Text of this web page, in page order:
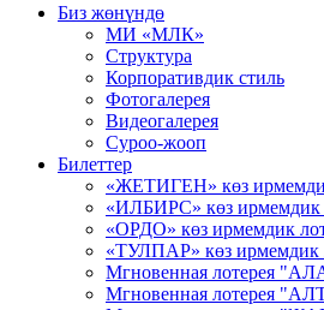
Биз жөнүндө
МИ «МЛК»
Структура
Корпоративдик стиль
Фотогалерея
Видеогалерея
Суроо-жооп
Билеттер
«ЖЕТИГЕН» көз
«ИЛБИРС» көз ирмемдик
«ОРДО» көз ирмемдик
«ТУЛПАР» көз ирмемдик
Мгновенная лотерея
Мгновенная лотерея